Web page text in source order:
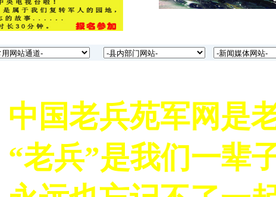
中国老兵苑军网是
“老兵”是我们一辈